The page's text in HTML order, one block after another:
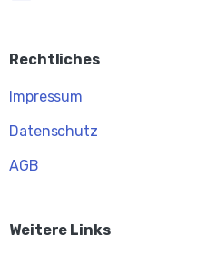
Rechtliches
Impressum
Datenschutz
AGB
Weitere Links